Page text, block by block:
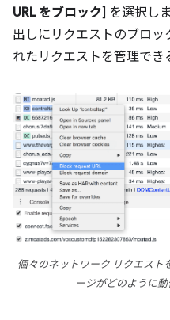
URL をブロック] を選択し
出しにリクエストのブロッ
れたリクエストを管理でき
個々のネットワーク リクエスト
ージがどのように動